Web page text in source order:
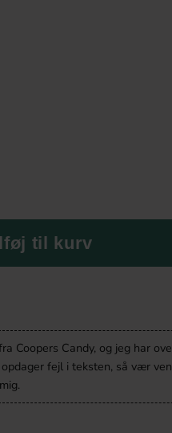
til kurv
Coopers Candy, og jeg har
fejl i teksten, så vær